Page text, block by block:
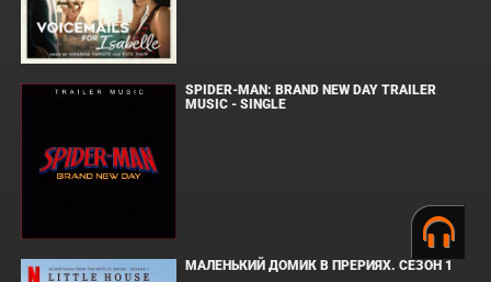
SPIDER-MAN: BRAND NEW DAY TRAILER
MUSIC - SINGLE
МАЛЕНЬКИЙ ДОМИК В ПРЕРИЯХ. СЕЗОН 1